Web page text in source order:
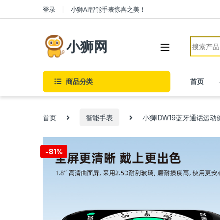
Skip to navigation
Skip to content登录 小狮AI智能手表惊喜之美！
小狮网 Search
商品分类 首页
首页 智能手表 小狮IDW19蓝牙通话运
-81%